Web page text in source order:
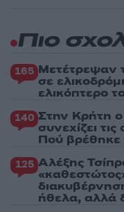
Πιο
165 Μετέτρεψαν
σε
ελικόπτερο
140 Στην Κρήτη
συνεχίζει
Πού βρέθηκε
125 Αλέξης
ήθελα, αλλά